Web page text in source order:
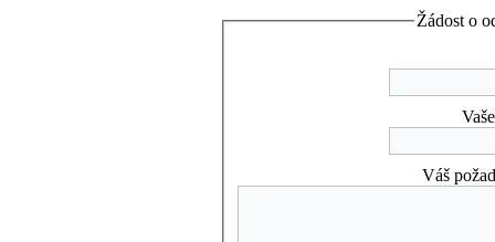
Žádost o
Váš